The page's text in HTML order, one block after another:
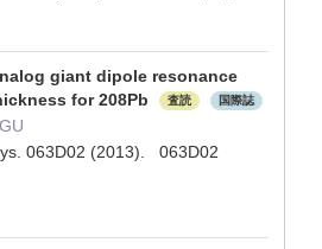
giant dipole resonance
for 208Pb
査読 国際誌
063D02 (2013). 063D02